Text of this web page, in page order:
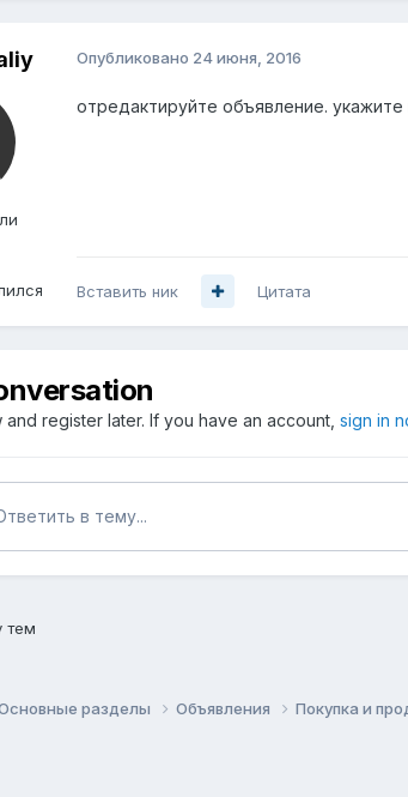
Опубликовано 24 июня, 2016
отредактируйте объявление.
Вставить ник Цитата
register later. If you have an account, sign in
в тему...
тем
Основные разделы Объявления Покупка и